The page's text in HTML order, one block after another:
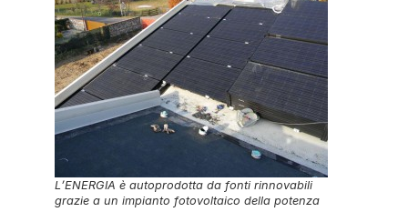
L’ENERGIA è autoprodotta da fonti rinnovabili
grazie a un impianto fotovoltaico della potenza